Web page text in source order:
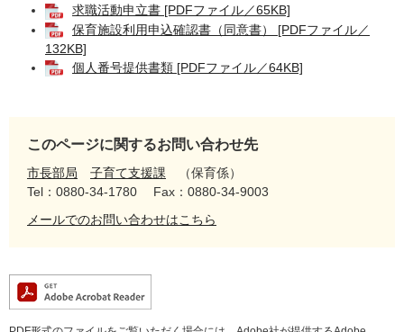
求職活動申立書 [PDFファイル／65KB]
保育施設利用申込確認書（同意書） [PDFファイル／
132KB]
個人番号提供書類 [PDFファイル／64KB]
このページに関するお問い合わせ先
市長部局 子育て支援課
保育係
Tel：0880-34-1780
Fax：0880-34-9003
メールでのお問い合わせはこちら